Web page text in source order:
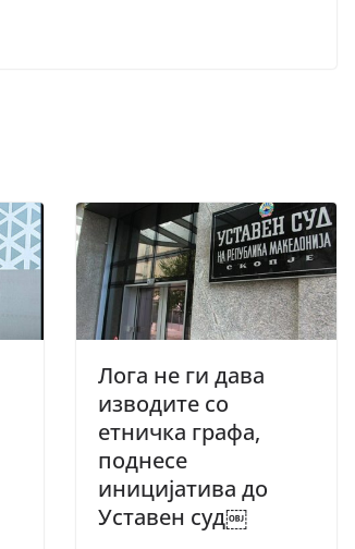
Лога не ги дава
изводите со
етничка графа,
поднесе
иницијатива до
Уставен суд￼